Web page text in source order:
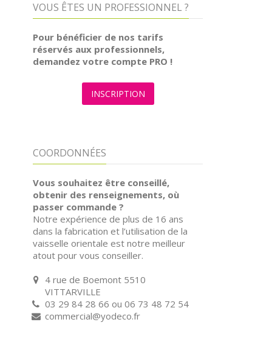
VOUS ÊTES UN PROFESSIONNEL ?
Pour bénéficier de nos tarifs
réservés aux professionnels,
demandez votre compte PRO !
INSCRIPTION
COORDONNÉES
Vous souhaitez être conseillé,
obtenir des renseignements, où
passer commande ?
Notre expérience de plus de 16 ans
dans la fabrication et l’utilisation de la
vaisselle orientale est notre meilleur
atout pour vous conseiller.
4 rue de Boemont 5510
VITTARVILLE
03 29 84 28 66 ou 06 73 48 72 54
commercial@yodeco.fr